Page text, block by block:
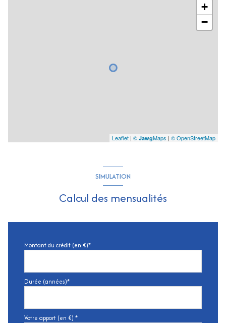
+
−
Leaflet | © JawgMaps | © OpenStreetMap
SIMULATION
Calcul des mensualités
Montant du crédit (en €)*
Durée (années)*
Votre apport (en €) *